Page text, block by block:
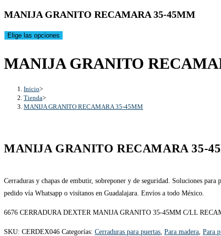
MANIJA GRANITO RECAMARA 35-45MM
Elige las opciones
MANIJA GRANITO
Inicio>
Tienda>
MANIJA GRANITO RECAMARA 35-45MM
MANIJA GRANITO RECAMARA 35-
Cerraduras y chapas de embutir, sobreponer y de seguridad. Soluciones para
pedido vía Whatsapp o visítanos en Guadalajara. Envíos a todo México.
6676 CERRADURA DEXTER MANIJA GRANITO 35-45MM C/LL
SKU: CERDEX046 Categorías: Cerraduras para puertas Para madera Para